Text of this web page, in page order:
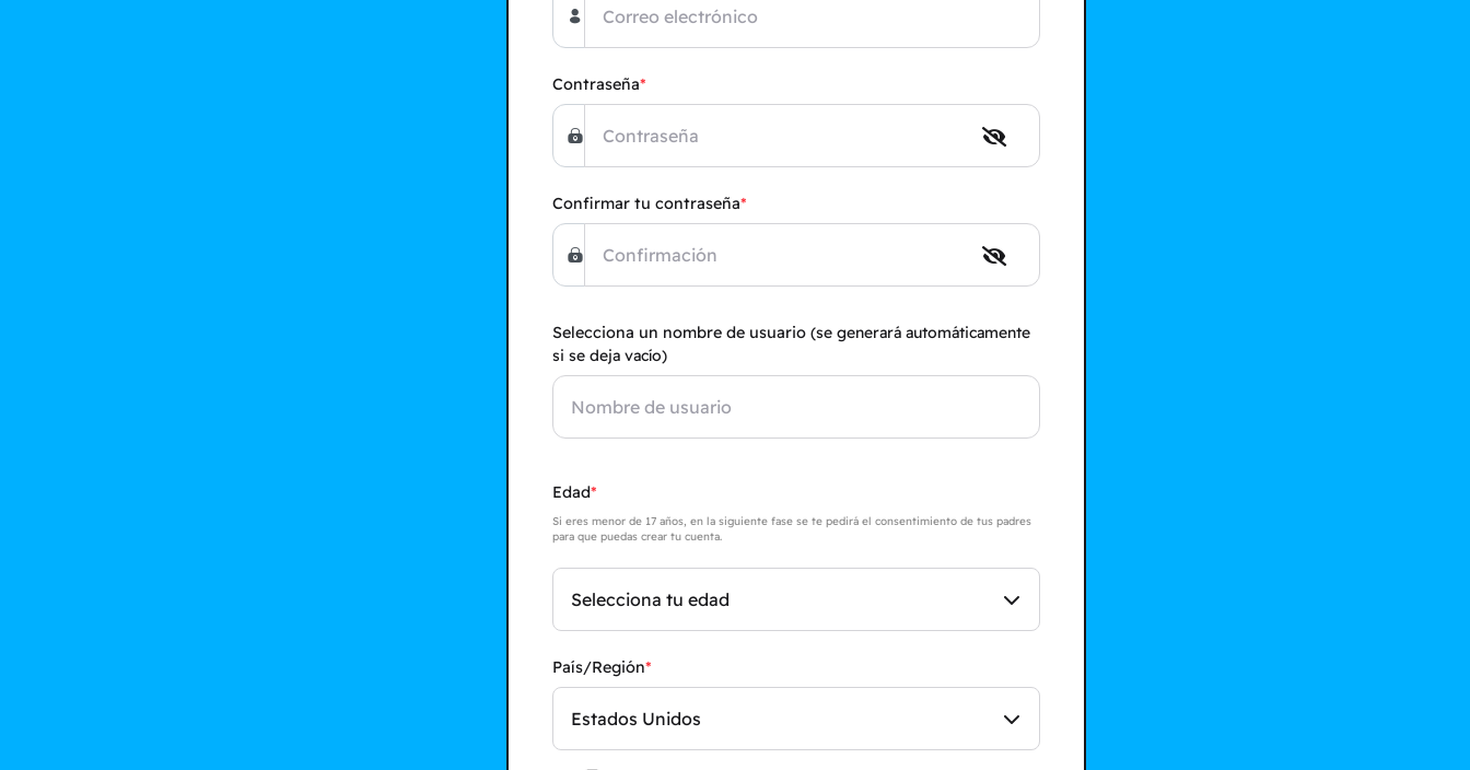
Contraseña
Confirmar tu contraseña
Selecciona un nombre de usuario (se generará automáticamente
si se deja vacío)
Edad
Si eres menor de 17 años, en la siguiente fase se te pedirá el consentimiento de tus padres
para que puedas crear tu cuenta.
Selecciona tu edad
País/Región
Estados Unidos